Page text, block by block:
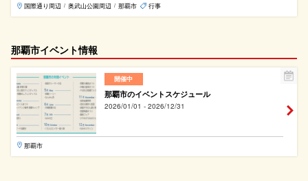
国際通り周辺 / 奥武山公園周辺 / 那覇市 行事
那覇市イベント情報
開催中
那覇市のイベントスケジュール
2026/01/01 - 2026/12/31
那覇市